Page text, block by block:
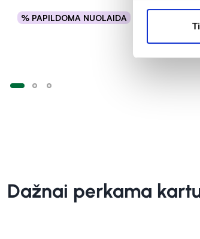
% PAPILDOMA NUOLAIDA
Į krepšelį
Dažnai perkama